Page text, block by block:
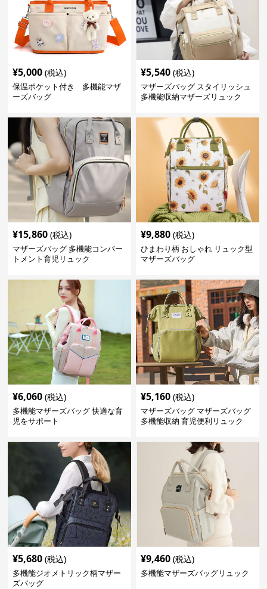
¥5,000 (税込)
保温ポケット付き 多機能マザ
ーズバッグ
¥5,540 (税込)
マザーズバッグ スタイリッシュ
多機能収納マザーズリュック
¥15,860 (税込)
マザーズバッグ 多機能コンパー
トメント育児リュック
¥9,880 (税込)
ひまわり柄 おしゃれ リュック型
マザーズバッグ
¥6,060 (税込)
多機能マザーズバッグ 快適な育
児をサポート
¥5,160 (税込)
マザーズバッグ マザーズバッグ
多機能収納 育児便利リュック
¥5,680 (税込)
多機能ジオメトリック柄マザー
ズバッグ
¥9,460 (税込)
多機能マザーズバッグリュック